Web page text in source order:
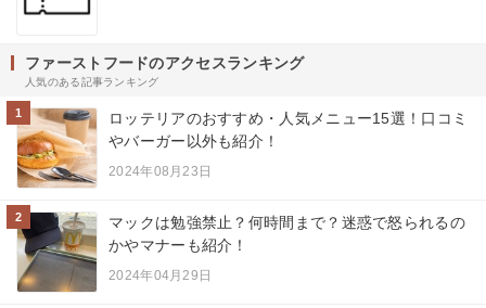
ファーストフードのアクセスランキング
人気のある記事ランキング
1
ロッテリアのおすすめ・人気メニュー15選！口コミ
やバーガー以外も紹介！
2024年08月23日
2
マックは勉強禁止？何時間まで？迷惑で怒られるの
かやマナーも紹介！
2024年04月29日